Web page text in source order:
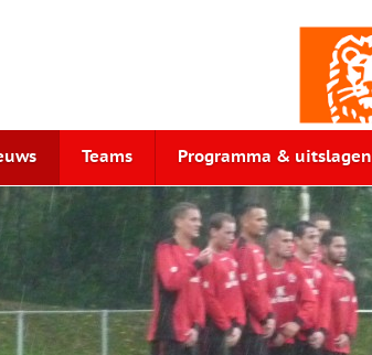
Teams Programma & uitslagen